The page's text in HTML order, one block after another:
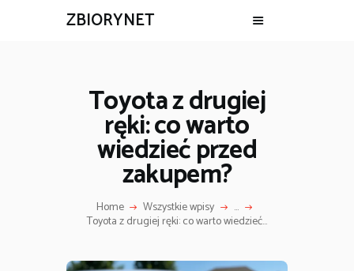
ZBIORYNET
Toyota z drugiej
ręki: co warto
wiedzieć przed
zakupem?
Home Wszystkie wpisy ...
Toyota z drugiej ręki: co warto wiedzieć...